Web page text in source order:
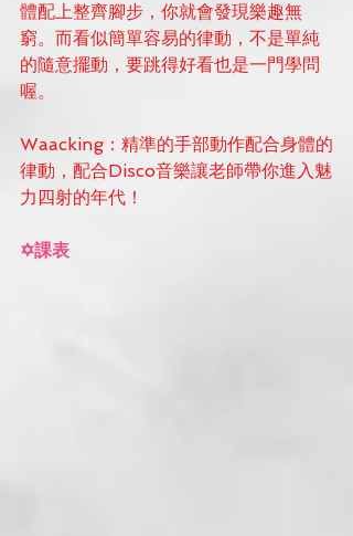
體配上整齊腳步，你就會發現樂趣無
窮。而看似簡單容易的律動，不是單純
的隨意擺動，要跳得好看也是一門學問
喔。
Waacking：精準的手部動作配合身體的
律動，配合Disco音樂讓老師帶你進入魅
力四射的年代！
✡課表